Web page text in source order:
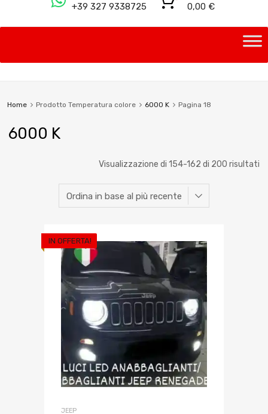
+39 327 9338725 0,00 €
Home Prodotto Temperatura colore 6000 K Pagina 18
6000 K
Visualizzazione di 154-162 di 200 risultati
IN OFFERTA!
JEEP